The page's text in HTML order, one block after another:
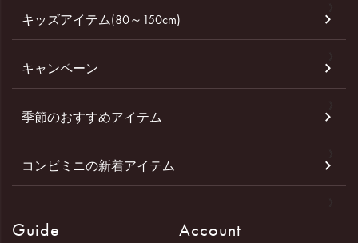
キッズアイテム(80～150cm)
キャンペーン
季節のおすすめアイテム
コンビミニの新着アイテム
Guide Account